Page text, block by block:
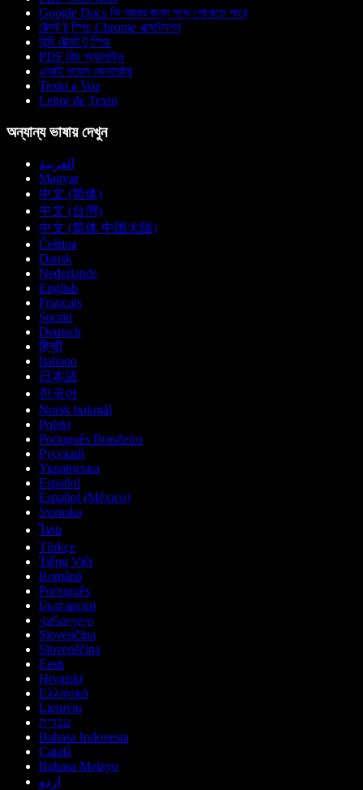
Google Docs কি আমার জন্য পড়ে শোনাতে পারে
টেক্সট টু স্পিচ Chrome এক্সটেনশন
হিন্দি টেক্সট টু স্পিচ
PDF রিড অ্যালাউড
এআই ভয়েস জেনারেটর
Texto a Voz
Leitor de Texto
অন্যান্য ভাষায় দেখুন
العربية
Magyar
中文 (简体)
中文 (台灣)
中文 (简体 中国大陆)
Čeština
Dansk
Nederlands
English
Français
Suomi
Deutsch
हिन्दी
Italiano
日本語
한국어
Norsk bokmål
Polski
Português Brasileiro
Русский
Українська
Español
Español (México)
Svenska
ไทย
Türkçe
Tiếng Việt
Română
Português
Български
ქართული
Slovenčina
Slovenščina
Eesti
Hrvatski
Ελληνικά
Lietuvių
עברית
Bahasa Indonesia
Català
Bahasa Melayu
اردو